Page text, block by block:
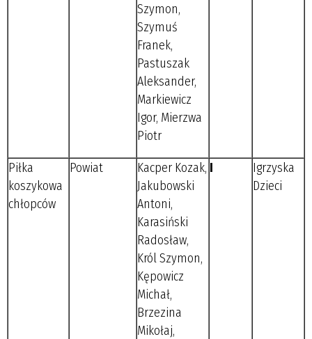
Szymon,
Szymuś
Franek,
Pastuszak
Aleksander,
Markiewicz
Igor, Mierzwa
Piotr
Piłka
koszykowa
chłopców
Powiat
Kacper Kozak,
Jakubowski
Antoni,
Karasiński
Radosław,
Król Szymon,
Kępowicz
Michał,
Brzezina
Mikołaj,
I
Igrzyska
Dzieci